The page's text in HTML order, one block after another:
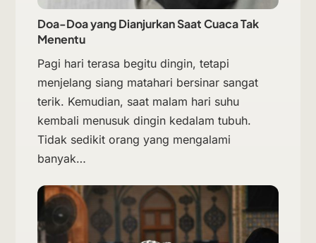
Doa-Doa yang Dianjurkan Saat Cuaca Tak
Menentu
Pagi hari terasa begitu dingin, tetapi
menjelang siang matahari bersinar sangat
terik. Kemudian, saat malam hari suhu
kembali menusuk dingin kedalam tubuh.
Tidak sedikit orang yang mengalami
banyak…